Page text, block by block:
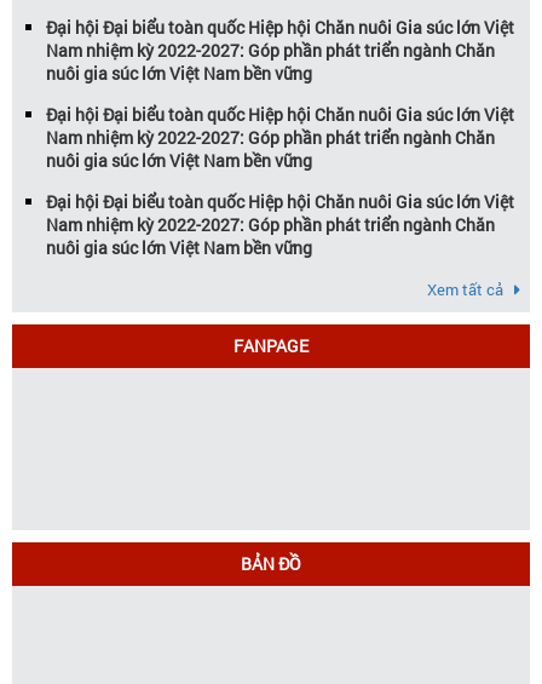
Đại hội Đại biểu toàn quốc Hiệp hội Chăn nuôi Gia súc lớn Việt
Nam nhiệm kỳ 2022-2027: Góp phần phát triển ngành Chăn
nuôi gia súc lớn Việt Nam bền vững
Đại hội Đại biểu toàn quốc Hiệp hội Chăn nuôi Gia súc lớn Việt
Nam nhiệm kỳ 2022-2027: Góp phần phát triển ngành Chăn
nuôi gia súc lớn Việt Nam bền vững
Đại hội Đại biểu toàn quốc Hiệp hội Chăn nuôi Gia súc lớn Việt
Nam nhiệm kỳ 2022-2027: Góp phần phát triển ngành Chăn
nuôi gia súc lớn Việt Nam bền vững
Xem tất cả
FANPAGE
BẢN ĐỒ